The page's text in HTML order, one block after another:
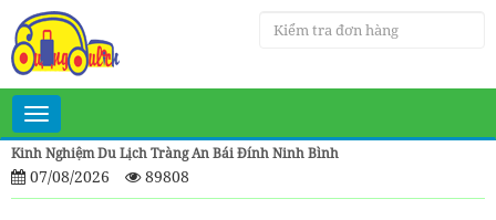
Toggle
navigation
Kinh Nghiệm Du Lịch Tràng An Bái Đính Ninh Bình
07/08/2026 89808